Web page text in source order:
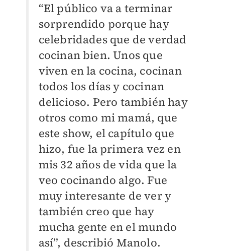
“El público va a terminar
sorprendido porque hay
celebridades que de verdad
cocinan bien. Unos que
viven en la cocina, cocinan
todos los días y cocinan
delicioso. Pero también hay
otros como mi mamá, que
este show, el capítulo que
hizo, fue la primera vez en
mis 32 años de vida que la
veo cocinando algo. Fue
muy interesante de ver y
también creo que hay
mucha gente en el mundo
así”, describió Manolo.